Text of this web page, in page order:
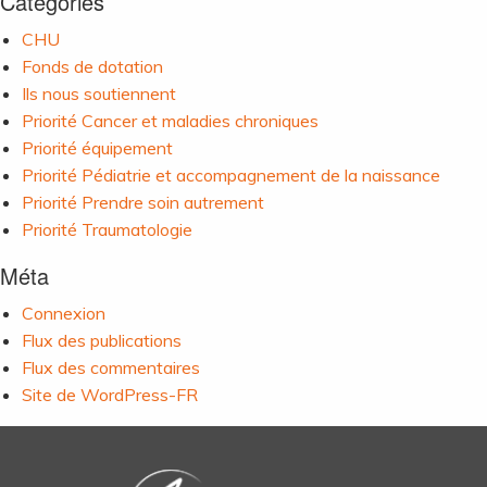
CHU
Fonds de dotation
Ils nous soutiennent
Priorité Cancer et maladies chroniques
Priorité équipement
Priorité Pédiatrie et accompagnement de la naissance
Priorité Prendre soin autrement
Priorité Traumatologie
Méta
Connexion
Flux des publications
Flux des commentaires
Site de WordPress-FR